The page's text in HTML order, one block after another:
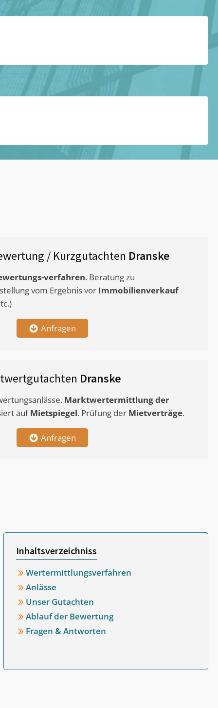
/ Kurzgutachten Dranske
verfahren. Beratung zu
vom Ergebnis vor Immobilienverkauf
Anfragen
Dranske
Marktwertermittlungder
aufMietspiegel. Prüfung der Mietverträge.
Anfragen
Inhaltsverzeichniss
Wertermittlungsverfahren
Anlässe
Unser Gutachten
Ablauf der Bewertung
Fragen & Antworten